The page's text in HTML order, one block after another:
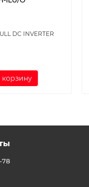
DC INVERTER
корзину
78